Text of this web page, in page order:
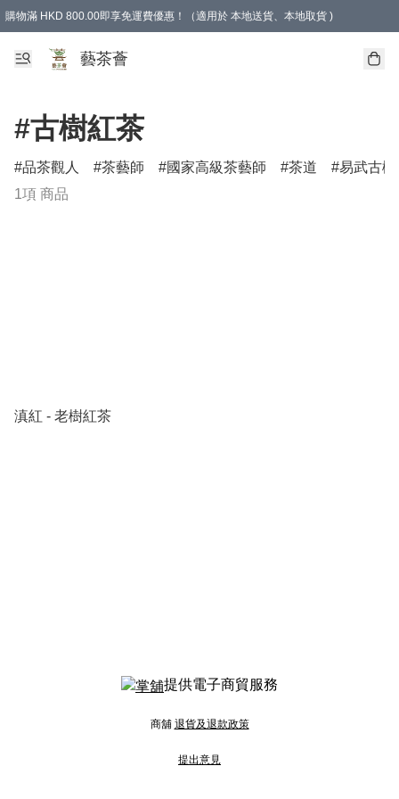
購物滿 HKD 800.00即享免運費優惠！（適用於 本地送貨、本地取貨 )
藝茶薈
#古樹紅茶
品茶觀人 茶藝師 國家高級茶藝師 茶道
易武古樹
1項 商品
滇紅 - 老樹紅茶
提供電子商貿服務
商舖 退貨及退款政策
提出意見